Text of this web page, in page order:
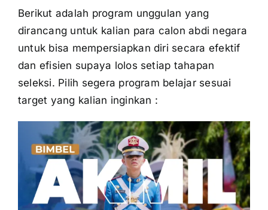
Berikut adalah program unggulan yang
dirancang untuk kalian para calon abdi negara
untuk bisa mempersiapkan diri secara efektif
dan efisien supaya lolos setiap tahapan
seleksi. Pilih segera program belajar sesuai
target yang kalian inginkan :